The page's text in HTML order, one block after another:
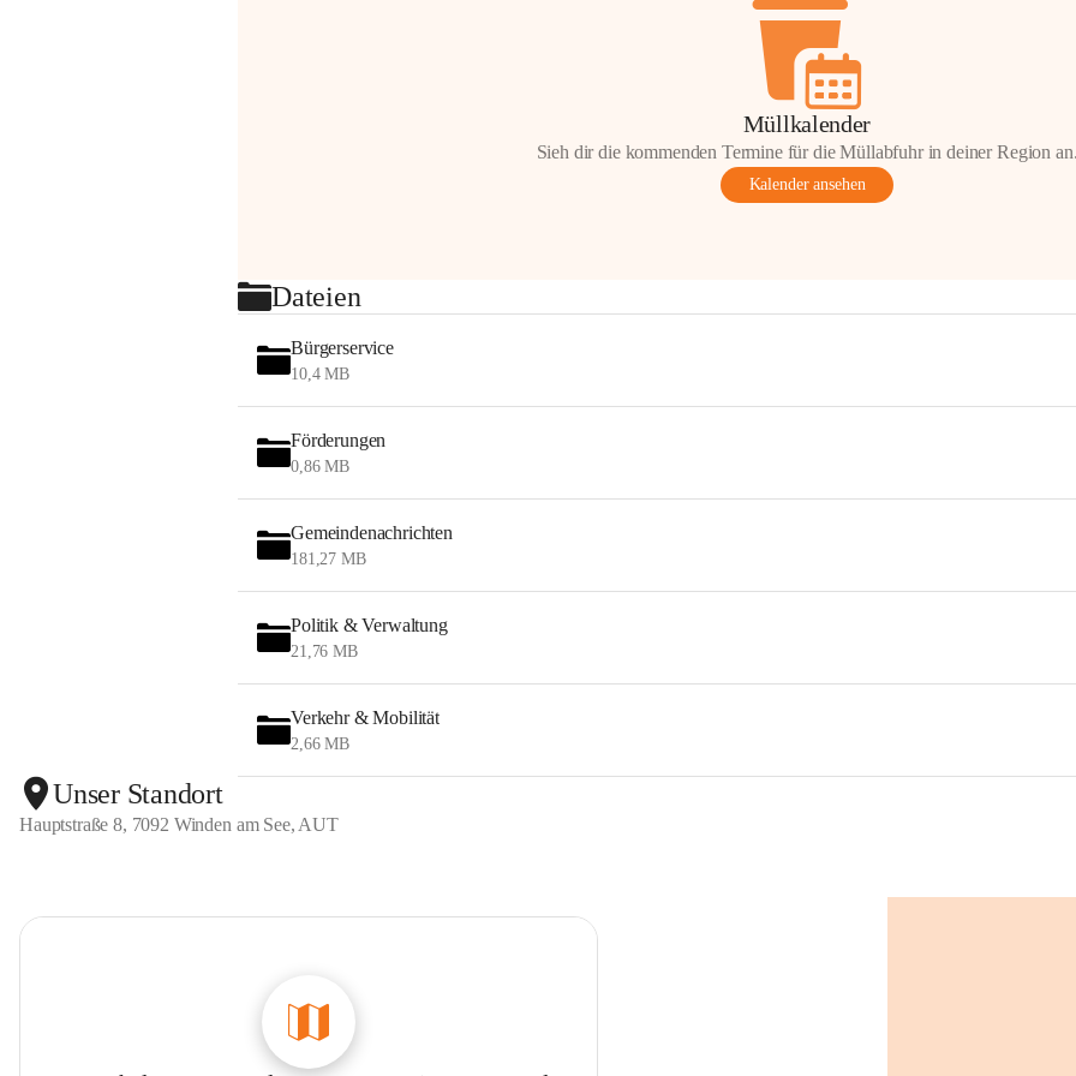
Müllkalender
Sieh dir die kommenden Termine für die Müllabfuhr in deiner Region
Kalender ansehen
Dateien
Bürgerservice
10,4 MB
Förderungen
0,86 MB
Gemeindenachrichten
181,27 MB
Politik & Verwaltung
21,76 MB
Verkehr & Mobilität
2,66 MB
Unser Standort
Hauptstraße 8, 7092 Winden am See, AUT